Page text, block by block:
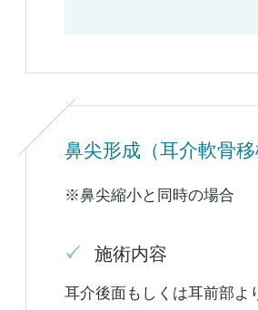
鼻尖形成（耳介軟骨移
※鼻尖縮小と同時の場合
施術内容
耳介後面もしくは耳前部よ